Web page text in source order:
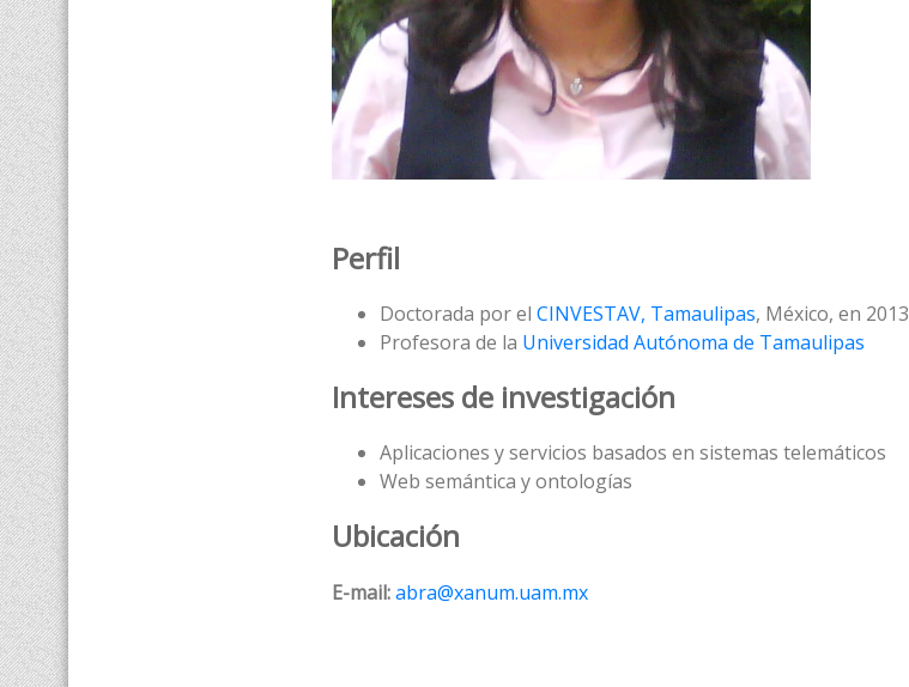
Perfil
Doctorada por el CINVESTAV, Tamaulipas, México, en 2013
Profesora de la Universidad Autónoma de Tamaulipas
Intereses de investigación
Aplicaciones y servicios basados en sistemas telemáticos
Web semántica y ontologías
Ubicación
E-mail:abra@xanum.uam.mx